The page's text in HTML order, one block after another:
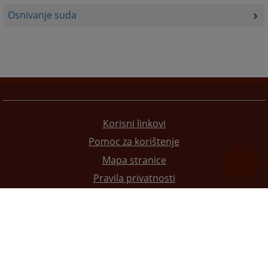
Osnivanje suda
Korisni linkovi
Pomoc za korištenje
Mapa stranice
Pravila privatnosti